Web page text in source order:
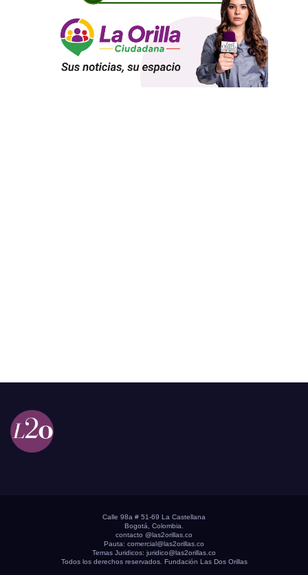
Calle 98a # 51-69 La Castellana
Bogotá, Colombia.
contacto @las2orillas.co
Pauta: comercial@las2orillas.co
Temas Juridicos: juridico@las2orillas.co
Todos los derechos reservados. Fundación Las Dos Orillas